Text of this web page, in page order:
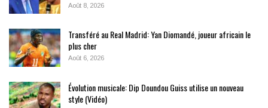
Août 8, 2026
Transféré au Real Madrid: Yan Diomandé, joueur africain le
plus cher
Août 6, 2026
Évolution musicale: Dip Doundou Guiss utilise un nouveau
style (Vidéo)